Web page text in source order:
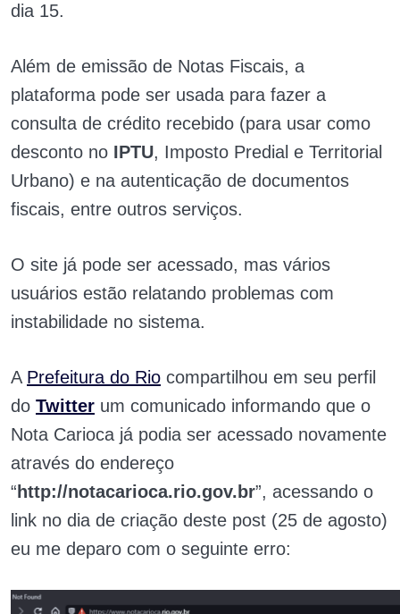
dia 15.
Além de emissão de Notas Fiscais, a
plataforma pode ser usada para fazer a
consulta de crédito recebido (para usar como
desconto no IPTU, Imposto Predial e Territorial
Urbano) e na autenticação de documentos
fiscais, entre outros serviços.
O site já pode ser acessado, mas vários
usuários estão relatando problemas com
instabilidade no sistema.
A Prefeitura do Rio compartilhou em seu perfil
do Twitter um comunicado informando que o
Nota Carioca já podia ser acessado novamente
através do endereço
“ http://notacarioca.rio.gov.br”, acessando o
link no dia de criação deste post (25 de agosto)
eu me deparo com o seguinte erro: